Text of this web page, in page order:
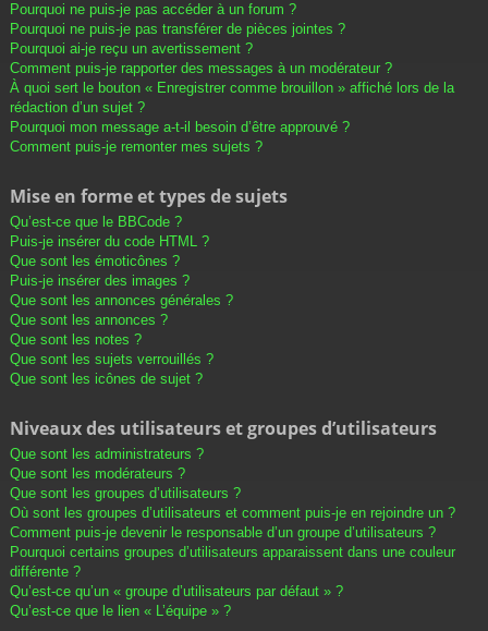
Pourquoi ne puis-je pas accéder à un forum ?
Pourquoi ne puis-je pas transférer de pièces jointes ?
Pourquoi ai-je reçu un avertissement ?
Comment puis-je rapporter des messages à un modérateur ?
À quoi sert le bouton « Enregistrer comme brouillon » affiché lors de la
rédaction d’un sujet ?
Pourquoi mon message a-t-il besoin d’être approuvé ?
Comment puis-je remonter mes sujets ?
Mise en forme et types de sujets
Qu’est-ce que le BBCode ?
Puis-je insérer du code HTML ?
Que sont les émoticônes ?
Puis-je insérer des images ?
Que sont les annonces générales ?
Que sont les annonces ?
Que sont les notes ?
Que sont les sujets verrouillés ?
Que sont les icônes de sujet ?
Niveaux des utilisateurs et groupes d’utilisateurs
Que sont les administrateurs ?
Que sont les modérateurs ?
Que sont les groupes d’utilisateurs ?
Où sont les groupes d’utilisateurs et comment puis-je en rejoindre un ?
Comment puis-je devenir le responsable d’un groupe d’utilisateurs ?
Pourquoi certains groupes d’utilisateurs apparaissent dans une couleur
différente ?
Qu’est-ce qu’un « groupe d’utilisateurs par défaut » ?
Qu’est-ce que le lien « L’équipe » ?